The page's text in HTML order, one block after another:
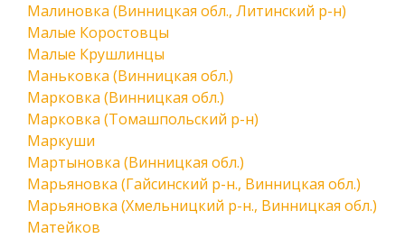
Малиновка (Винницкая обл., Литинский р-н)
Малые Коростовцы
Малые Крушлинцы
Маньковка (Винницкая обл.)
Марковка (Винницкая обл.)
Марковка (Томашпольский р-н)
Маркуши
Мартыновка (Винницкая обл.)
Марьяновка (Гайсинский р-н., Винницкая обл.)
Марьяновка (Хмельницкий р-н., Винницкая обл.)
Матейков